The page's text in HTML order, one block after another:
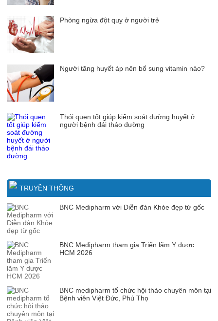
Phòng ngừa đột quỵ ở người trẻ
Người tăng huyết áp nên bổ sung vitamin nào?
Thói quen tốt giúp kiểm soát đường huyết ở
người bệnh đái tháo đường
TRUYỀN THÔNG
BNC Medipharm với Diễn đàn Khỏe đẹp từ gốc
BNC Medipharm tham gia Triển lãm Y dược
HCM 2026
BNC medipharm tổ chức hội thảo chuyên môn tại
Bệnh viên Việt Đức, Phú Thọ